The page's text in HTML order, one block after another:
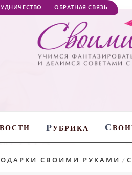
ОБРАТНАЯ СВЯЗЬ
РУБРИКА С
СВОИМИ РУКАМИ /